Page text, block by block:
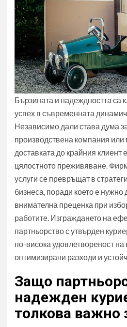
Бързината и надеждността са
успех в съвременната
Независимо дали става дума
производствена компания или
доставката до крайния
цялостното преживяване.
услуги се превръщат в
бизнеса, поради което е нужно
внимателна преценка при
работите. Изграждането на
партньорство с утвърден
по-висока удовлетвореност на
оптимизирани разходи и
Защо
надежден
толкова важно